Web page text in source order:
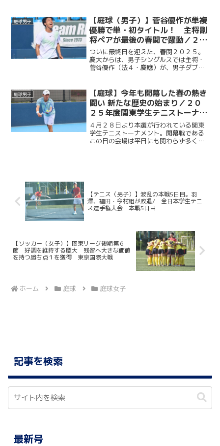
今回は女子部４年生である、主将・大橋
麗美華選手（総４・光明...
庭球男子
【庭球（男子）】菅谷優作が単複
優勝で単・初タイトル！ 主将副
将ペアが最後の春関で躍動／２０
２５年関東学生テニストーナメン
ト大会（春関）
ついに最終日を迎えた、春関２０２５。
慶大からは、男子シングルスでは主将・
菅谷優作（法４・慶應）が、男子ダブル
シングルス決勝は、菅谷の１セットダウ
ンからスタート。それでも...
庭球男子
【庭球】今年も開幕した春の熱き
闘い 新たな歴史の始まり／２０
２５年度関東学生テニストーナメ
ント
４月２８日より本選が行われている関東
学生テニストーナメント。開幕戦である
この日の会場は平日にも関わらず多くの
【テニス（男子）】波乱の本戦5日目。羽
澤、福田・今村組が敗退/ 全日本学生テニ
ス選手権大会 本戦5日目
【ソッカー（女子）】関東リーグ後期第６
節 好調を維持する慶大 残留へ大きな価値
を持つ勝ち点１を獲得 東京国際大戦
ホーム 庭球 庭球女子
記事を検索
最新号